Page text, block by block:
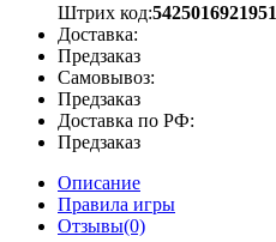
Штрих код:5425016921951
Доставка:
Предзаказ
Самовывоз:
Предзаказ
Доставка по РФ:
Предзаказ
Описание
Правила игры
Отзывы(0)